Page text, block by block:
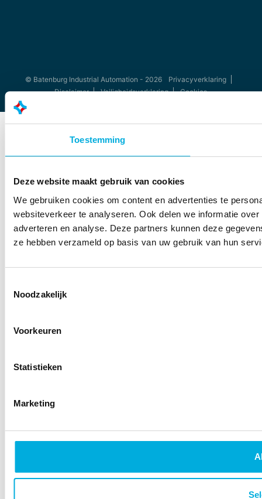
Toestemming
Deze website maakt gebruik van cookies
We gebruiken cookies om content en advertenties te
websiteverkeer te analyseren. Ook delen we informatie
adverteren en analyse. Deze partners kunnen deze
ze hebben verzameld op basis van uw gebruik van hun
Noodzakelijk
Voorkeuren
Statistieken
Marketing
© Batenburg Industrial Automation - 2026
Privacyverklaring
Disclaimer
Veiligheidsverklaring Cookies